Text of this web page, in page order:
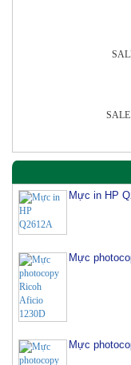
Mực in HP
Mực
Mực